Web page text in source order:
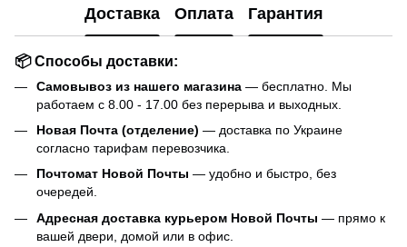
Доставка Оплата Гарантия
📦 Способы доставки:
Самовывоз из нашего магазина — бесплатно. Мы
работаем с 8.00 - 17.00 без перерыва и выходных.
Новая Почта (отделение) — доставка по Украине
согласно тарифам перевозчика.
Почтомат Новой Почты — удобно и быстро, без
очередей.
Адресная доставка курьером Новой Почты — прямо к
вашей двери, домой или в офис.